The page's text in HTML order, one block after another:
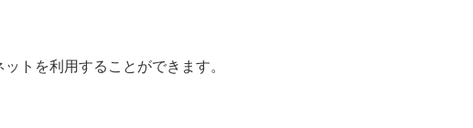
トを利用することができます。